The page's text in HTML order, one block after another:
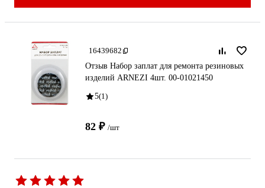
16439682
Отзыв Набор заплат для ремонта резиновых
изделий ARNEZI 4шт. 00-01021450
5(1)
82 ₽ /шт